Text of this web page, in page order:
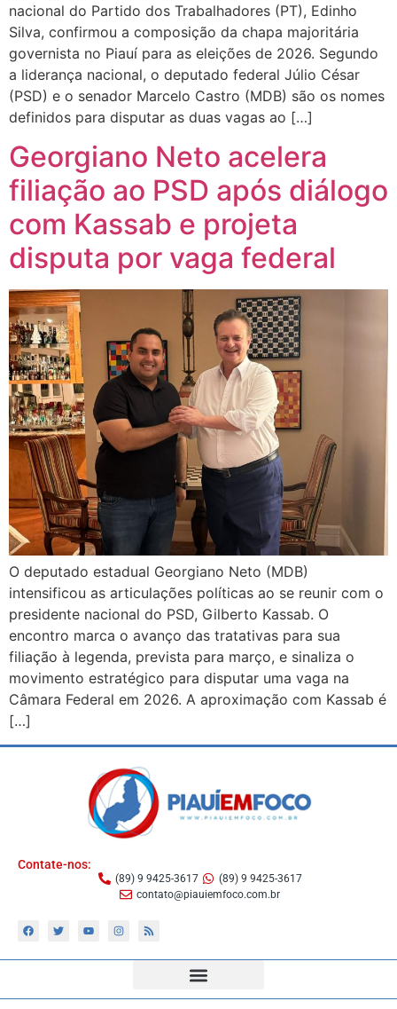
nacional do Partido dos Trabalhadores (PT), Edinho
Silva, confirmou a composição da chapa majoritária
governista no Piauí para as eleições de 2026. Segundo
a liderança nacional, o deputado federal Júlio César
(PSD) e o senador Marcelo Castro (MDB) são os nomes
definidos para disputar as duas vagas ao […]
Georgiano Neto acelera
filiação ao PSD após diálogo
com Kassab e projeta
disputa por vaga federal
O deputado estadual Georgiano Neto (MDB)
intensificou as articulações políticas ao se reunir com o
presidente nacional do PSD, Gilberto Kassab. O
encontro marca o avanço das tratativas para sua
filiação à legenda, prevista para março, e sinaliza o
movimento estratégico para disputar uma vaga na
Câmara Federal em 2026. A aproximação com Kassab é
[…]
Contate-nos:
(89) 9 9425-3617
(89) 9 9425-3617
contato@piauiemfoco.com.br